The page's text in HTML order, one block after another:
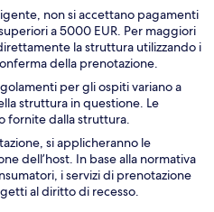
non si accettano pagamenti
a 5000 EUR. Per maggiori
la struttura utilizzando i
della prenotazione.
per gli ospiti variano a
struttura in questione. Le
fornite dalla struttura.
si applicheranno le
dell’host. In base alla normativa
i servizi di prenotazione
al diritto di recesso.